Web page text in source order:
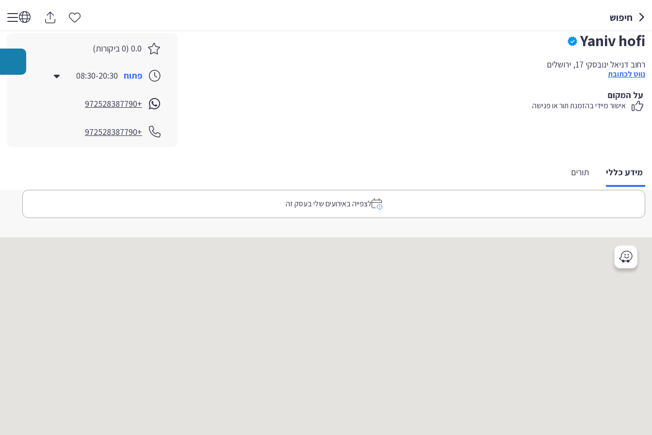
חיפוש
Yaniv hofi
רחוב דניאל ינובסקי 17, ירושלים
נווט לכתובת
על המקום
אישור מיידי בהזמנת תור או פגישה
0.0 (0 ביקורות)
פתוח 08:30-20:30
+972528387790
+972528387790
מידע כללי תורים
לצפייה באירועים שלי בעסק זה